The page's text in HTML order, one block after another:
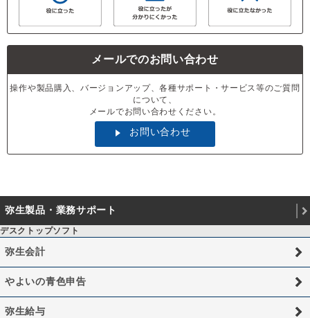
メールでのお問い合わせ
操作や製品購入、バージョンアップ、各種サポート・サービス等のご質問
について、
メールでお問い合わせください。
お問い合わせ
弥生製品・業務サポート
デスクトップソフト
弥生会計
やよいの青色申告
弥生給与